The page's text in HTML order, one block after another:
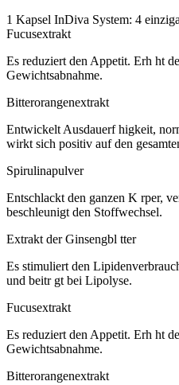
1 Kapsel InDiva System: 4
Fucusextrakt
Es reduziert den Appetit. Erh ht
Gewichtsabnahme.
Bitterorangenextrakt
Entwickelt Ausdauerf higkeit,
wirkt sich positiv auf den
Spirulinapulver
Entschlackt den ganzen K rper,
beschleunigt den Stoffwechsel.
Extrakt der Ginsengbl tter
Es stimuliert den
und beitr gt bei Lipolyse.
Fucusextrakt
Es reduziert den Appetit. Erh ht
Gewichtsabnahme.
Bitterorangenextrakt